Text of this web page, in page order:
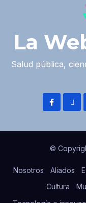
La
Salud pública,
©
Nosotros Aliados
Cultura